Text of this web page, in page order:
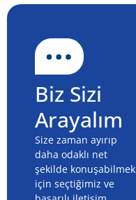
Biz Sizi
Arayalım
Size zaman ayırıp
daha odaklı net
şekilde konuşabilmek
için seçtiğimiz ve